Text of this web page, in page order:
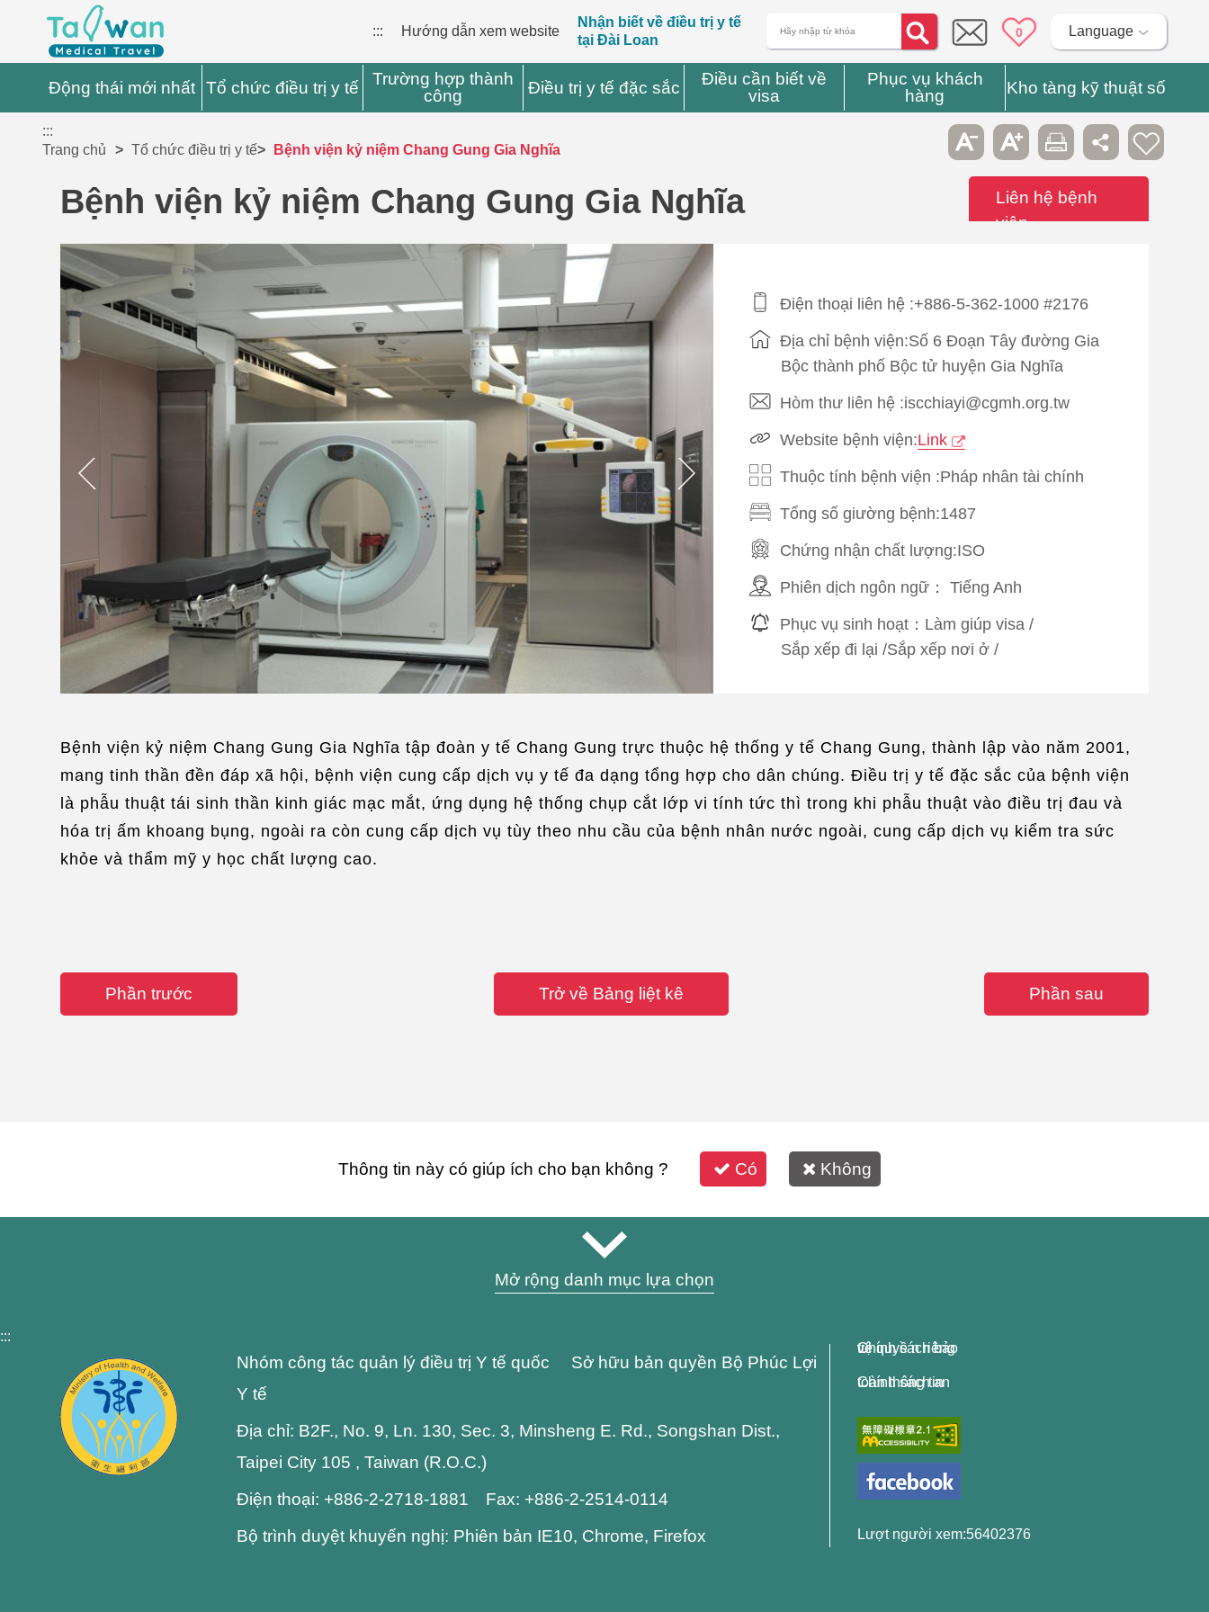
::: Hướng dẫn xem website
Nhận biết về điều trị y tế
tại Đài Loan
0 Language
Động thái mới nhất Tổ chức điều trị y tế
Trường hợp thành
công
Điều trị y tế đặc sắc
Điều cần biết về
visa
Phục vụ khách
hàng
Kho tàng kỹ thuật số
:::
Trang chủ
Tổ chức điều trị y tế Bệnh viện kỷ niệm Chang Gung Gia Nghĩa
Bệnh viện kỷ niệm Chang Gung Gia Nghĩa
Liên hệ bệnh
viện
Điện thoại liên hệ :+886-5-362-1000 #2176
Địa chỉ bệnh viện:Số 6 Đoạn Tây đường Gia
Bộc thành phố Bộc tử huyện Gia Nghĩa
Hòm thư liên hệ :iscchiayi@cgmh.org.tw
Website bệnh viện:Link
Thuộc tính bệnh viện :Pháp nhân tài chính
Tổng số giường bệnh:1487
Chứng nhận chất lượng:ISO
Phiên dịch ngôn ngữ： Tiếng Anh
Phục vụ sinh hoạt： Làm giúp visa /
Sắp xếp đi lại /Sắp xếp nơi ở /
Bệnh viện kỷ niệm Chang Gung Gia Nghĩa tập đoàn y tế Chang Gung trực thuộc hệ thống y tế Chang Gung, thành lập vào năm 2001,
mang tinh thần đền đáp xã hội, bệnh viện cung cấp dịch vụ y tế đa dạng tổng hợp cho dân chúng. Điều trị y tế đặc sắc của bệnh viện
là phẫu thuật tái sinh thần kinh giác mạc mắt, ứng dụng hệ thống chụp cắt lớp vi tính tức thì trong khi phẫu thuật vào điều trị đau và
hóa trị ấm khoang bụng, ngoài ra còn cung cấp dịch vụ tùy theo nhu cầu của bệnh nhân nước ngoài, cung cấp dịch vụ kiểm tra sức
khỏe và thẩm mỹ y học chất lượng cao.
Phần trước Trở về Bảng liệt kê Phần sau
Thông tin này có giúp ích cho bạn không ? Có Không
Mở rộng danh mục lựa chọn
:::
Nhóm công tác quản lý điều trị Y tế quốc Sở hữu bản quyền Bộ Phúc Lợi
Y tế
Địa chỉ: B2F., No. 9, Ln. 130, Sec. 3, Minsheng E. Rd., Songshan Dist.,
Taipei City 105 , Taiwan (R.O.C.)
Điện thoại: +886-2-2718-1881 Fax: +886-2-2514-0114
Bộ trình duyệt khuyến nghị: Phiên bản IE10, Chrome, Firefox
Chính sách bảo vệ quyề n riêng tư
Chính sách an toàn thông tin
Lượt người xem:56402376